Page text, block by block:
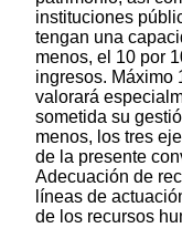
instituciones
tengan una
menos, el 10 por
ingresos. Máximo
valorará
sometida su
menos, los tres
de la presente
Adecuación de
líneas de
de los recursos